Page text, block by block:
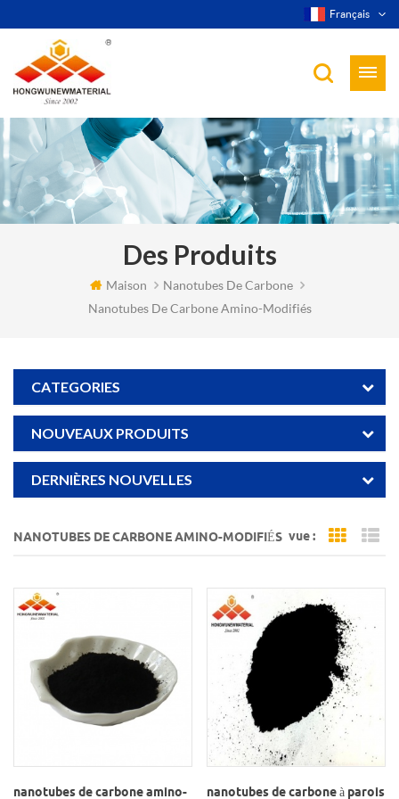
Français
Des Produits
Maison
Nanotubes De Carbone
Nanotubes De Carbone Amino-Modifiés
CATEGORIES
NOUVEAUX PRODUITS
DERNIÈRES NOUVELLES
NANOTUBES DE CARBONE AMINO-MODIFIÉS vue : Grid
nanotubes de carbone amino-
nanotubes de carbone à parois